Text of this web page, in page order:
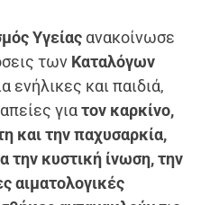
Υγείας ανακοίνωσε
των Καταλόγων
ενήλικες και παιδιά,
γιατον καρκίνο,
και την παχυσαρκία,
την κυστική ίνωση, την
αιματολογικές